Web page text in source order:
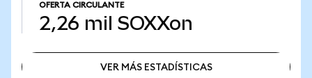
OFERTA CIRCULANTE
2,26 mil SOXXon
VER MÁS ESTADÍSTICAS